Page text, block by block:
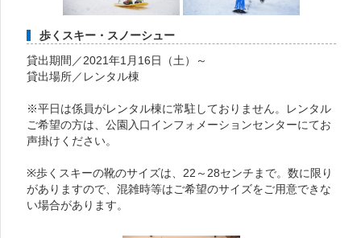
歩くスキー・スノーシュー
貸出期間／2021年1月16日（土）～
貸出場所／レンタル棟
※平日は係員がレンタル棟に常駐しておりません。レンタル
ご希望の方は、公園入口インフォメーションセンターにてお
声掛けください。
※歩くスキーの靴のサイズは、22～28センチまで。数に限り
がありますので、混雑時等はご希望のサイズをご用意できな
い場合があります。